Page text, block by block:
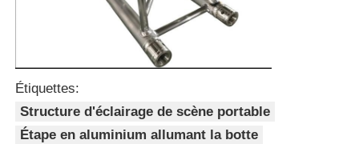
Système de travées en aluminium
Plateforme de scène en aluminium
Traces à couches
Étiquettes:
Structure d'éclairage de scène portable
Étape en aluminium allumant la botte